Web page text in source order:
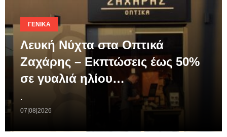
ΓΕΝΙΚΆ
Λευκή Νύχτα στα Οπτικά
Ζαχάρης – Εκπτώσεις έως 50%
σε γυαλιά ηλίου…
.
07|08|2026